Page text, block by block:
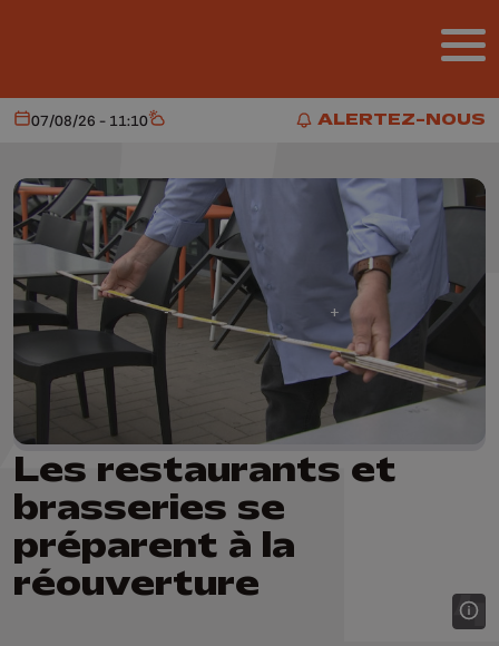
ALERTEZ-NOUS
ALERTEZ-NOUS
Aujourd'hui
07/08/26 - 11:10 Météo
Les restaurants et
brasseries se
préparent à la
réouverture